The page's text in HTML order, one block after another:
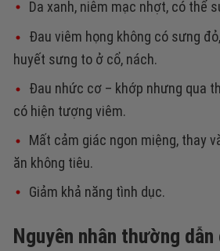
Da xanh, niêm mạc nhợt, có thể
Đau viêm họng không có sưng
huyết sưng to ở cổ, nách.
Đau nhức cơ – khớp nhưng qua
có hiện tượng viêm.
Mất cảm giác ngon miệng, thay
ăn không tiêu.
Giảm khả năng tình dục.
Nguyên nhân thường